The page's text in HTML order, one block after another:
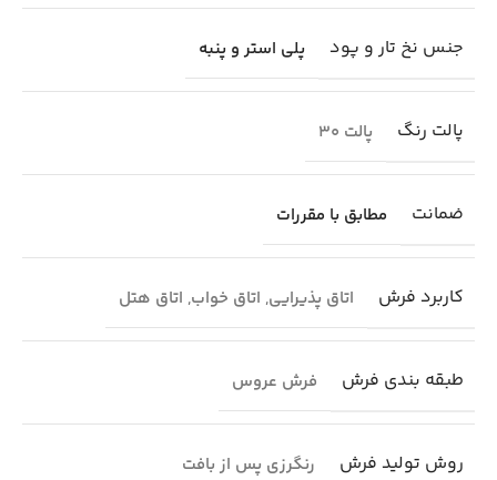
جنس نخ تار و پود پلی استر و پنبه
پالت رنگ پالت 30
ضمانت مطابق با مقررات
کاربرد فرش اتاق پذیرایی, اتاق خواب, اتاق هتل
طبقه بندی فرش فرش عروس
روش تولید فرش رنگرزی پس از بافت